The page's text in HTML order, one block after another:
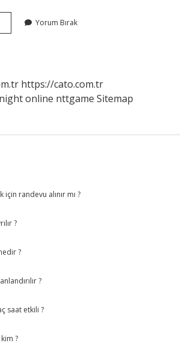
Yorum Bırak
https://cato.com.tr
online nttgame Sitemap
randevu alınır mı ?
?
?
?
saat etkili ?
?